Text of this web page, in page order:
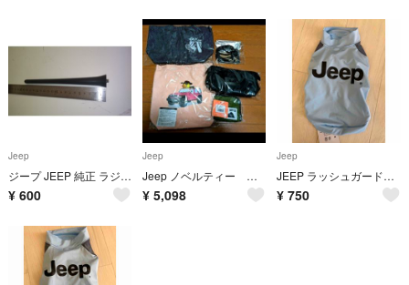
Jeep
ジープ JEEP 純正 ラジオアンテナ 18センチ
¥ 600
Jeep
Jeep ノベルティー バッグ
¥ 5,098
Jeep
JEEP ラッシュガード ドッグウェア
¥ 750